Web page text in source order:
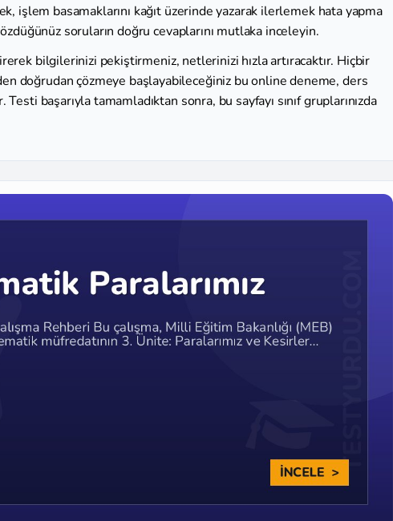
işlem basamaklarını kağıt üzerinde yazarak ilerlemek hata yapma
soruların doğru cevaplarını mutlaka inceleyin.
bilgilerinizi pekiştirmeniz, netlerinizi hızla artıracaktır. Hiçbir
doğrudan çözmeye başlayabileceğiniz bu online deneme, ders
başarıyla tamamladıktan sonra, bu sayfayı sınıf gruplarınızda